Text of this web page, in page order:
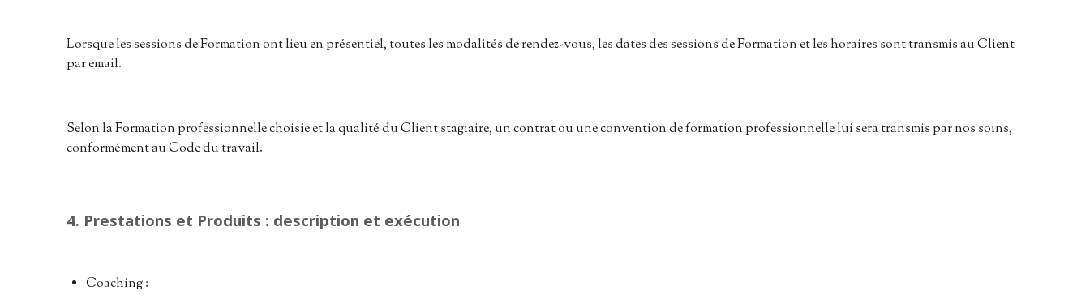
Lorsque les sessions de Formation ont lieu en présentiel, toutes les modalités de rendez-vous, les dates des sessions de Formation et les horaires sont transmis au Client
par email.
Selon la Formation professionnelle choisie et la qualité du Client stagiaire, un contrat ou une convention de formation professionnelle lui sera transmis par nos soins,
conformément au Code du travail.
4. Prestations et Produits : description et exécution
Coaching :